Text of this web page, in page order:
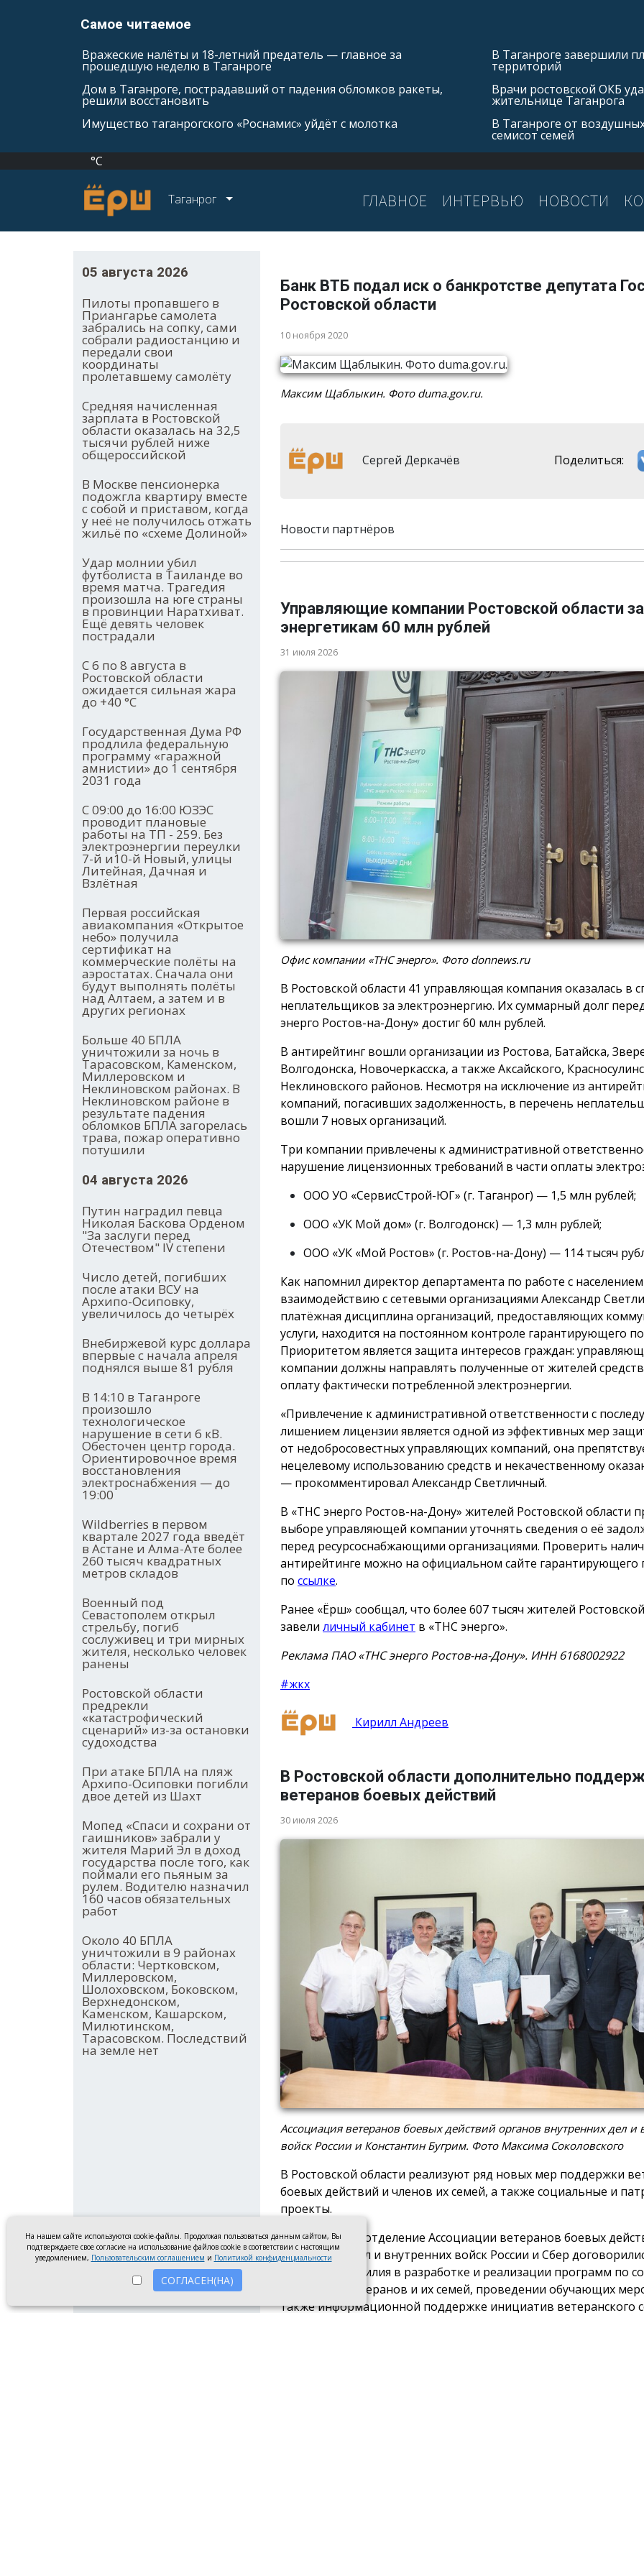
Самое читаемое
Вражеские налёты и 18-летний предатель — главное за
прошедшую неделю в Таганроге
Дом в Таганроге, пострадавший от падения обломков ракеты,
решили восстановить
Имущество таганрогского «Роснамис» уйдёт с молотка
В Таганроге завершили
территорий
Врачи ростовской ОКБ
жительнице Таганрога
В Таганроге от
семисот семей
°C
Таганрог ГЛАВНОЕ ИНТЕРВЬЮ НОВОСТИ
05 августа 2026
Пилоты пропавшего в
Приангарье самолета
забрались на сопку, сами
собрали радиостанцию и
передали свои
координаты
пролетавшему самолёту
Средняя начисленная
зарплата в Ростовской
области оказалась на 32,5
тысячи рублей ниже
общероссийской
В Москве пенсионерка
подожгла квартиру вместе
с собой и приставом, когда
у неё не получилось отжать
жильё по «схеме Долиной»
Удар молнии убил
футболиста в Таиланде во
время матча. Трагедия
произошла на юге страны
в провинции Наратхиват.
Ещё девять человек
пострадали
С 6 по 8 августа в
Ростовской области
ожидается сильная жара
до +40 °С
Государственная Дума РФ
продлила федеральную
программу «гаражной
амнистии» до 1 сентября
2031 года
С 09:00 до 16:00 ЮЗЭС
проводит плановые
работы на ТП - 259. Без
электроэнергии переулки
7-й и10-й Новый, улицы
Литейная, Дачная и
Взлётная
Первая российская
авиакомпания «Открытое
небо» получила
сертификат на
коммерческие полёты на
аэростатах. Сначала они
будут выполнять полёты
над Алтаем, а затем и в
других регионах
Больше 40 БПЛА
уничтожили за ночь в
Тарасовском, Каменском,
Миллеровском и
Неклиновском районах. В
Неклиновском районе в
результате падения
обломков БПЛА загорелась
трава, пожар оперативно
потушили
04 августа 2026
Путин наградил певца
Николая Баскова Орденом
"За заслуги перед
Отечеством" IV степени
Число детей, погибших
после атаки ВСУ на
Архипо-Осиповку,
увеличилось до четырёх
Внебиржевой курс доллара
впервые с начала апреля
поднялся выше 81 рубля
В 14:10 в Таганроге
произошло
технологическое
нарушение в сети 6 кВ.
Обесточен центр города.
Ориентировочное время
восстановления
электроснабжения — до
19:00
Wildberries в первом
квартале 2027 года введёт
в Астане и Алма-Ате более
260 тысяч квадратных
метров складов
Военный под
Севастополем открыл
стрельбу, погиб
сослуживец и три мирных
жителя, несколько человек
ранены
Ростовской области
предрекли
«катастрофический
сценарий» из-за остановки
судоходства
При атаке БПЛА на пляж
Архипо-Осиповки погибли
двое детей из Шахт
Мопед «Спаси и сохрани от
гаишников» забрали у
жителя Марий Эл в доход
государства после того, как
поймали его пьяным за
рулем. Водителю назначил
160 часов обязательных
работ
Около 40 БПЛА
уничтожили в 9 районах
области: Чертковском,
Миллеровском,
Шолоховском, Боковском,
Верхнедонском,
Каменском, Кашарском,
Милютинском,
Тарасовском. Последствий
на земле нет
Банк ВТБ подал иск о банкротстве депутата
Ростовской области
10 ноября 2020
Максим Щаблыкин. Фото duma.gov.ru.
Сергей Деркачёв Поделиться:
Новости партнёров
Управляющие компании Ростовской области
энергетикам 60 млн рублей
31 июля 2026
Офис компании «ТНС энерго». Фото donnews.ru
В Ростовской области 41 управляющая компания оказалась в
неплательщиков за электроэнергию. Их суммарный долг
энерго Ростов-на-Дону» достиг 60 млн рублей.
В антирейтинг вошли организации из Ростова, Батайска,
Волгодонска, Новочеркасска, а также Аксайского,
Неклиновского районов. Несмотря на исключение из
компаний, погасивших задолженность, в перечень
вошли 7 новых организаций.
Три компании привлечены к административной
нарушение лицензионных требований в части оплаты
ООО УО «СервисСтрой-ЮГ» (г. Таганрог) — 1,5 млн рублей;
ООО «УК Мой дом» (г. Волгодонск) — 1,3 млн рублей;
ООО «УК «Мой Ростов» (г. Ростов-на-Дону) — 114 тысяч
Как напомнил директор департамента по работе с
взаимодействию с сетевыми организациями Александр
платёжная дисциплина организаций, предоставляющих
услуги, находится на постоянном контроле гарантирующего
Приоритетом является защита интересов граждан:
компании должны направлять полученные от жителей
оплату фактически потребленной электроэнергии.
«Привлечение к административной ответственности с
лишением лицензии является одной из эффективных мер
от недобросовестных управляющих компаний, она
нецелевому использованию средств и некачественному
— прокомментировал Александр Светличный.
В «ТНС энерго Ростов-на-Дону» жителей Ростовской области
выборе управляющей компании уточнять сведения о её
перед ресурсоснабжающими организациями. Проверить
антирейтинге можно на официальном сайте гарантирующего
по ссылке.
Ранее «Ёрш» сообщал, что более 607 тысяч жителей
завели личный кабинет в «ТНС энерго».
Реклама ПАО «ТНС энерго Ростов-на-Дону». ИНН 6168002922
#жкх
Кирилл Андреев
В Ростовской области дополнительно
ветеранов боевых действий
30 июля 2026
Ассоциация ветеранов боевых действий органов внутренних дел и
войск России и Константин Бугрим. Фото Максима Соколовского
В Ростовской области реализуют ряд новых мер поддержки
боевых действий и членов их семей, а также социальные и
проекты.
Региональное отделение Ассоциации ветеранов боевых
внутренних дел и внутренних войск России и Сбер
объединить усилия в разработке и реализации программ по
адаптации ветеранов и их семей, проведении обучающих
также информационной поддержке инициатив ветеранского
На нашем сайте используются cookie-файлы. Продолжая пользоваться данным сайтом, Вы
подтверждаете свое согласие на использование файлов cookie в соответствии с настоящим
уведомлением, Пользовательским соглашением и Политикой конфиденциальности
СОГЛАСЕН(НА)